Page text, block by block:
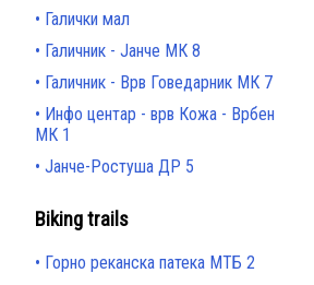
Галички мал
Галичник - Јанче МК 8
Галичник - Врв Говедарник МК 7
Инфо центар - врв Кожа - Врбен
МК 1
Јанче-Ростуша ДР 5
Biking trails
Горно реканска патека МТБ 2